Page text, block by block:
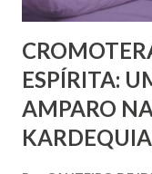
ESPÍRITA:
AMPARO